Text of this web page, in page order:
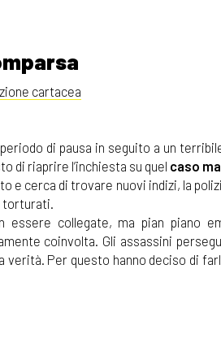
cartacea
di pausa in seguito a un
di riaprire l’inchiesta su quel caso
e cerca di trovare nuovi indizi, la
torturati.
essere collegate, ma pian piano
coinvolta. Gli assassini
Per questo hanno deciso di